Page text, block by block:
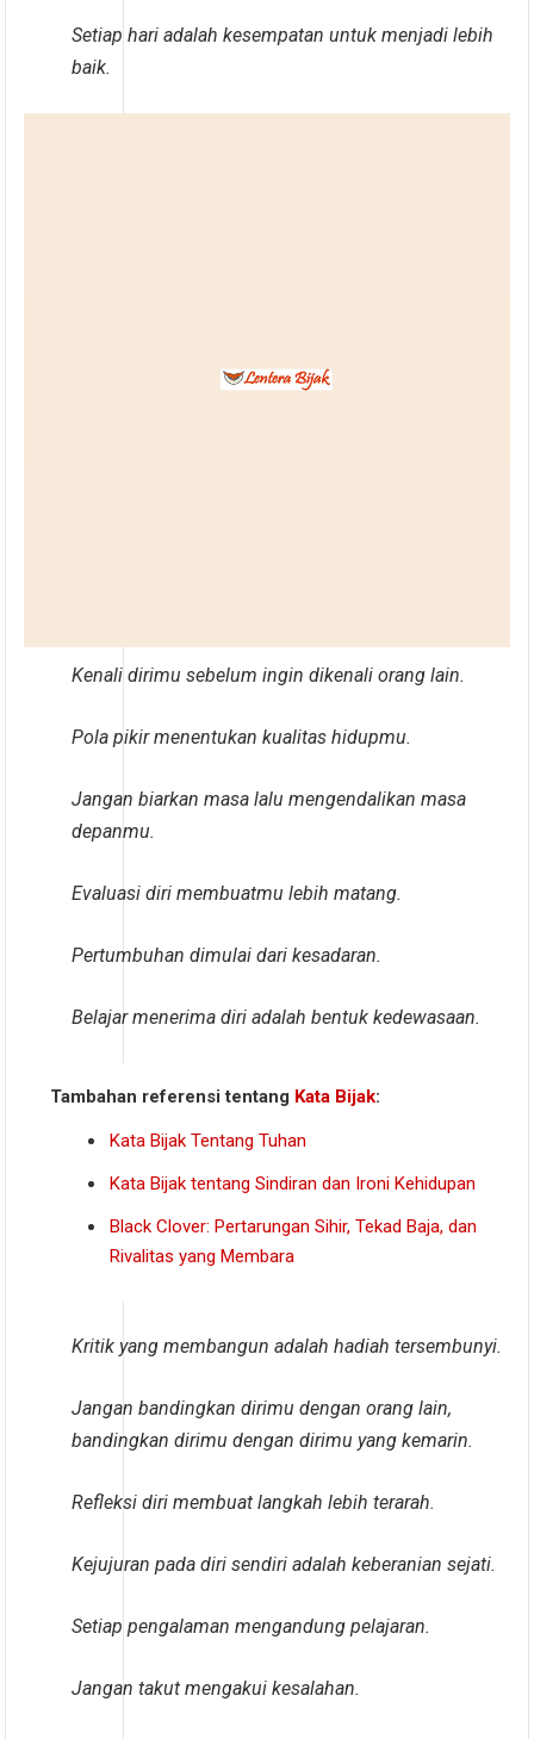
Setiap hari adalah kesempatan untuk menjadi lebih
baik.
Kenali dirimu sebelum ingin dikenali orang lain.
Pola pikir menentukan kualitas hidupmu.
Jangan biarkan masa lalu mengendalikan masa
depanmu.
Evaluasi diri membuatmu lebih matang.
Pertumbuhan dimulai dari kesadaran.
Belajar menerima diri adalah bentuk kedewasaan.
Tambahan referensi tentang Kata Bijak:
Kata Bijak Tentang Tuhan
Kata Bijak tentang Sindiran dan Ironi Kehidupan
Black Clover: Pertarungan Sihir, Tekad Baja, dan
Rivalitas yang Membara
Kritik yang membangun adalah hadiah tersembunyi.
Jangan bandingkan dirimu dengan orang lain,
bandingkan dirimu dengan dirimu yang kemarin.
Refleksi diri membuat langkah lebih terarah.
Kejujuran pada diri sendiri adalah keberanian sejati.
Setiap pengalaman mengandung pelajaran.
Jangan takut mengakui kesalahan.